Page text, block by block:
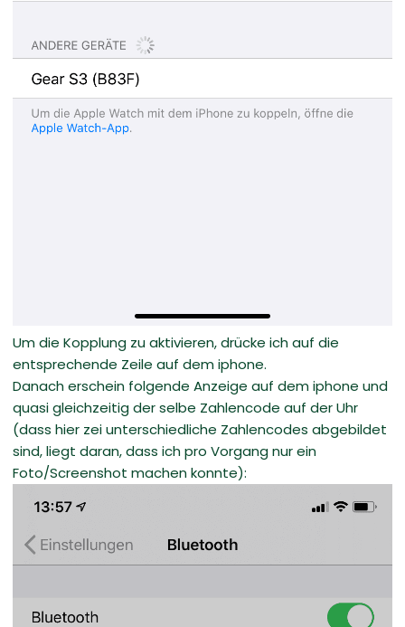
Um die Kopplung zu aktivieren, drücke ich auf die
entsprechende Zeile auf dem iphone.
Danach erschein folgende Anzeige auf dem iphone und
quasi gleichzeitig der selbe Zahlencode auf der Uhr
(dass hier zei unterschiedliche Zahlencodes abgebildet
sind, liegt daran, dass ich pro Vorgang nur ein
Foto/Screenshot machen konnte):